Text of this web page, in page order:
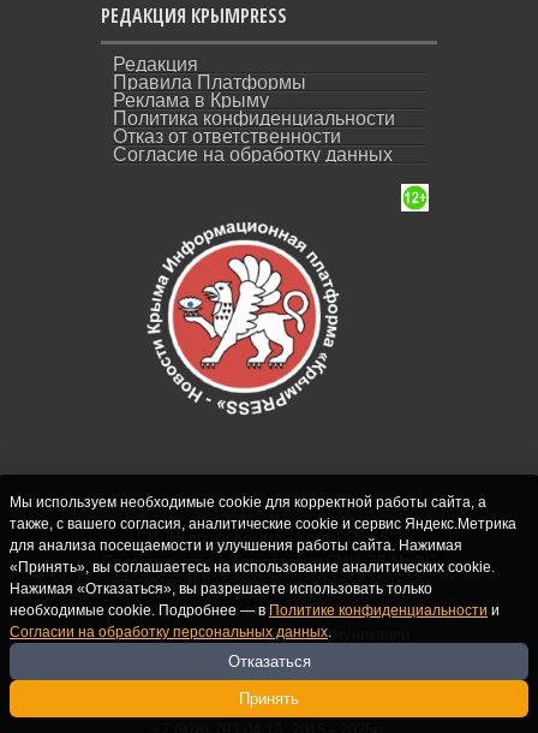
РЕДАКЦИЯ КРЫМPRESS
Редакция
Правила Платформы
Реклама в Крыму
Политика конфиденциальности
Отказ от ответственности
Согласие на обработку данных
СИ "Новости Крыма - КрымPRESS".
Свидетельство о регистрации СМИ ЭЛ № ФС
77-62916 выдано Федеральной службой по
надзору в сфере связи, информационных
технологий и массовых коммуникаций
(Роскомнадзор) 10.09.2015. Учредитель и
главный редактор: Крутских С.М. Почта:
crimearfinfo@yandex.ru. Телефон Редакции:
Мы используем необходимые cookie для корректной работы сайта, а
также, с вашего согласия, аналитические cookie и сервис Яндекс.Метрика
для анализа посещаемости и улучшения работы сайта. Нажимая
«Принять», вы соглашаетесь на использование аналитических cookie.
Нажимая «Отказаться», вы разрешаете использовать только
необходимые cookie. Подробнее — в Политике конфиденциальности и
Согласии на обработку персональных данных.
Отказаться
Принять